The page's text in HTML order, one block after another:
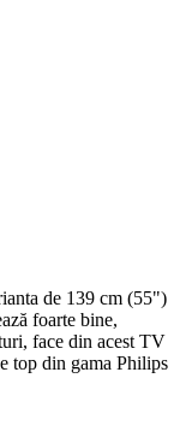
de 139 cm (55")
foarte bine,
face din acest TV
top din gama Philips